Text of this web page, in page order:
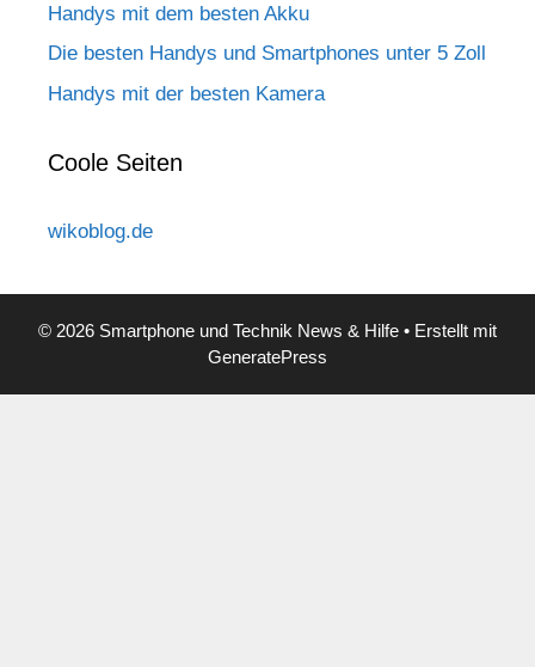
Handys mit dem besten Akku
Die besten Handys und Smartphones unter 5 Zoll
Handys mit der besten Kamera
Coole Seiten
wikoblog.de
© 2026 Smartphone und Technik News & Hilfe • Erstellt mit
GeneratePress